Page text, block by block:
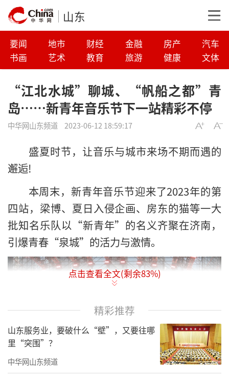
山东
要闻 地市 财经 金融 房产
汽车
书画
艺术 教育 旅游 健康 文体
“江北水城”聊城、“帆船之都”青
岛……新青年音乐节下一站精彩不停
中华网山东频道 2023-06-12 18:59:17
盛夏时节，让音乐与城市来场不期而遇的
邂逅!
本周末，新青年音乐节迎来了2023年的第
四站，梁博、夏日入侵企画、房东的猫等一大
批知名乐队以“新青年”的名义齐聚在济南，
引爆青春“泉城”的活力与激情。
点击查看全文(剩余83%)
精彩推荐
山东服务业，要破什么“壁”，又要往哪
里“突围”？
中华网山东频道